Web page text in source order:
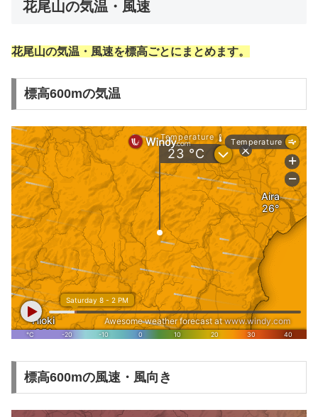
花尾山の気温・風速
花尾山の気温・風速を標高ごとにまとめます。
標高600mの気温
標高600mの風速・風向き